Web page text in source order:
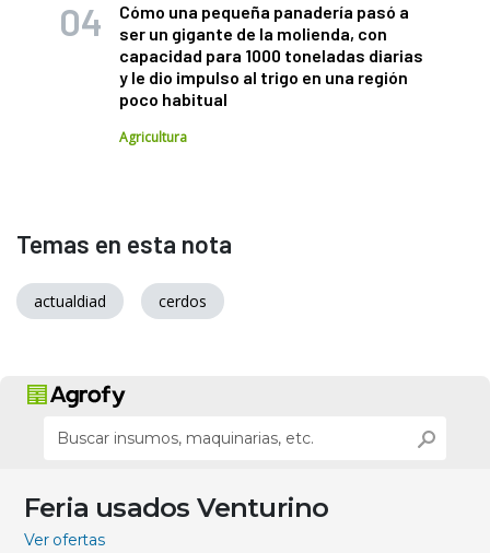
Cómo una pequeña panadería pasó a
ser un gigante de la molienda, con
capacidad para 1000 toneladas diarias
y le dio impulso al trigo en una región
poco habitual
Agricultura
Temas en esta nota
actualdiad cerdos
Feria usados Venturino
Ver ofertas